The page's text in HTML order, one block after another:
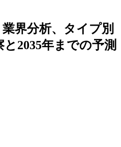
界分析、タイプ
2035年までの予測